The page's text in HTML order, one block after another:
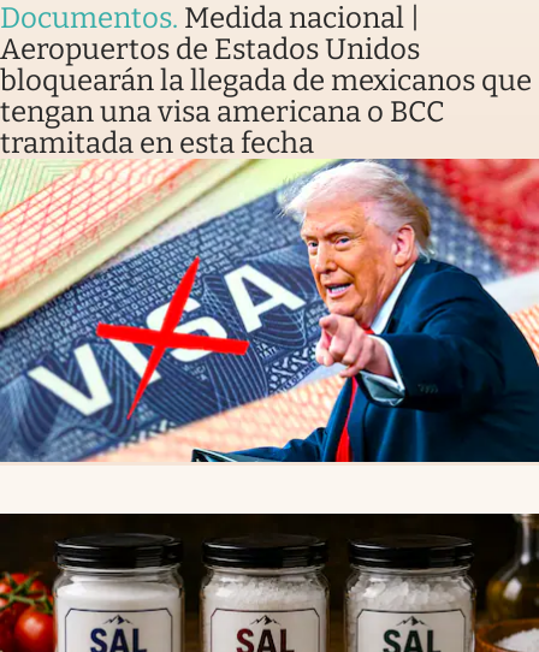
Documentos. Medida nacional |
Aeropuertos de Estados Unidos
bloquearán la llegada de mexicanos que
tengan una visa americana o BCC
tramitada en esta fecha